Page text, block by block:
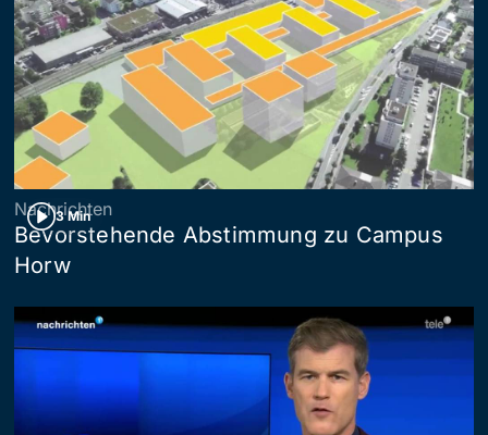
3 Min
Nachrichten
Bevorstehende Abstimmung zu Campus
Horw